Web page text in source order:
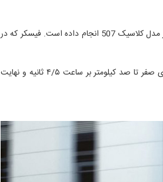
BMW Z8 یکی از مدل‌های مشهور و جذابی است که بر مبنای رودستر طراحی و تولید شده است. هنری فیسکر طراحی این مدل را بر اساس الهام‌گیری از مدل کلاسیک 507 انجام داده است. فیسکر که در
پیشرانه استاندارد Z8، از سری S62 BMW، 4.9 لیتری V8 با قدرت ۴۰۰ اسب‌بخار و گشتاور ۵۰۰ نیوتن‌متر بود. این مدل با جعبه‌دنده دستی، سرعت‌گیری صفر تا صد کیلومتر بر ساعت ۴/۵ ثانیه و نهایت